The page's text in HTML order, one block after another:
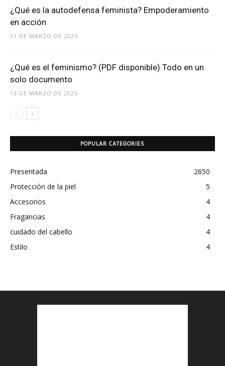
¿Qué es la autodefensa feminista? Empoderamiento
en acción
31 DE MARZO DE 2025
¿Qué es el feminismo? (PDF disponible) Todo en un
solo documento
13 DE MARZO DE 2025
POPULAR CATEGORIES
Presentada
2650
Protección de la piel
5
Accesorios
4
Fragancias
4
cuidado del cabello
4
Estilo
4